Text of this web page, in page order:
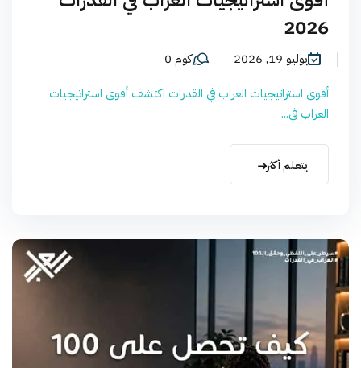
2026
يوليو 19, 2026
كوم 0
أقوى استراتيجيات العراب في القدرات اكتشف أقوى استراتيجيات
العراب في...
يتعلم أكثر